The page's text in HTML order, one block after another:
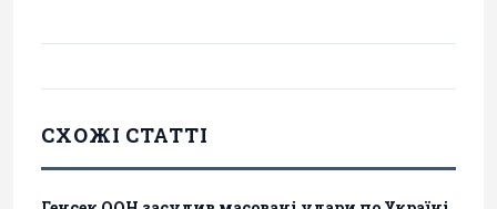
СХОЖІ СТАТТІ